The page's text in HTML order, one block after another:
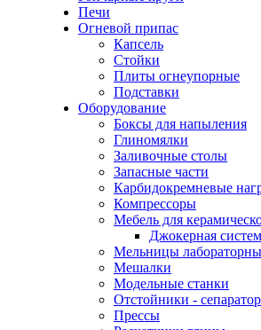
Печи
Огневой припас
Капсель
Стойки
Плиты огнеупорные
Подставки
Оборудование
Боксы для напыления
Глиномялки
Заливочные столы
Запасные части
Карбидокремневые
Компрессоры
Мебель для
Джокерная
Мельницы
Мешалки
Модельные станки
Отстойники -
Прессы